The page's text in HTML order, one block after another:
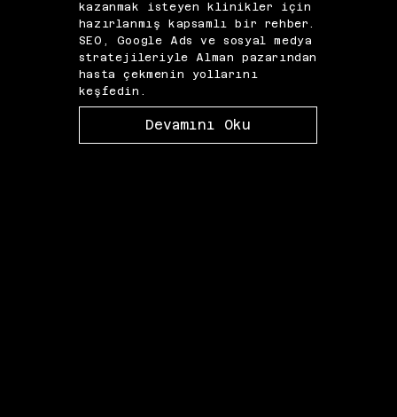
kazanmak isteyen klinikler için
hazırlanmış kapsamlı bir rehber.
SEO, Google Ads ve sosyal medya
stratejileriyle Alman pazarından
hasta çekmenin yollarını
keşfedin.
Devamını Oku